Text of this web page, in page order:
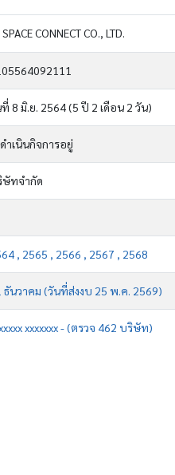
SPACE CONNECT CO., LTD.
8 มิ.ย. 2564(5 ปี 2 เดือน 2 วัน)
ำเนินกิจการอยู่
ทจำกัด
, 2565 , 2566 , 2567 , 2568
ธันวาคม (วันที่ส่งงบ 25 พ.ค. 2569)
xxxxxxx - (ตรวจ 462 บริษัท)